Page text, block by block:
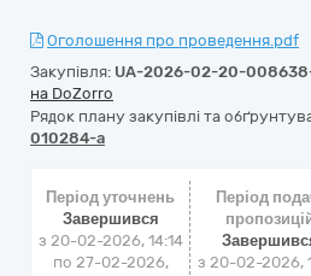
Оголошення про проведення.pdf
Закупівля: UA-2026-02-20-
на DoZorro
Рядок плану закупівлі та
010284-a
Період уточнень
Завершився
з 20-02-2026, 14:14
по 27-02-2026,
Період
з 20-02-2026,